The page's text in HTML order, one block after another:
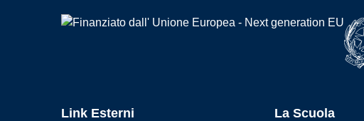
Link Esterni La Scuola